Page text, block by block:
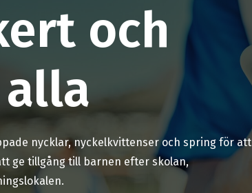
och
nycklar, nyckelkvittenser och spring för att
ge tillgång till barnen efter skolan,